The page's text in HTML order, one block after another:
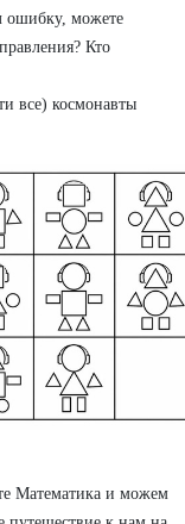
ошибку, можете
Кто
все) космонавты
Математика и можем